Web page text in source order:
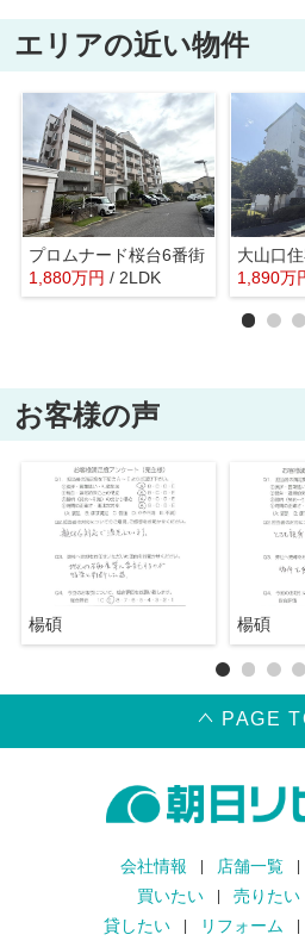
エリアの近い物件
プロムナード桜台6番街
1,880万円 / 2LDK
大山口
1,890万
お客様の声
楊碩 楊碩
PAGE
会社情報 店舗一覧
買いたい
売りたい
貸したい
リフォーム